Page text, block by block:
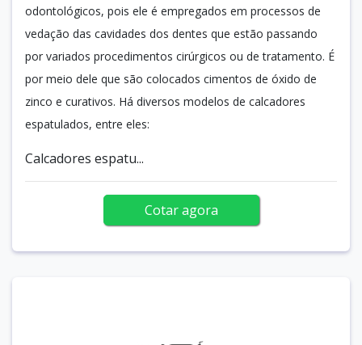
odontológicos, pois ele é empregados em processos de
vedação das cavidades dos dentes que estão passando
por variados procedimentos cirúrgicos ou de tratamento. É
por meio dele que são colocados cimentos de óxido de
zinco e curativos. Há diversos modelos de calcadores
espatulados, entre eles:
Calcadores espatu...
Cotar agora